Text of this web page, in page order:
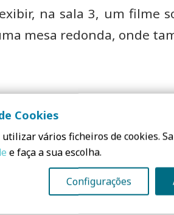
na sala 3, um filme
mesa redonda, onde
Ambiente
Circular
Cookies
utilizar vários ficheiros de cookies.
e faça a sua escolha.
Configurações